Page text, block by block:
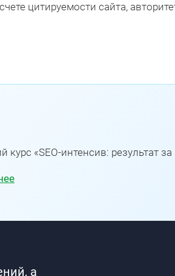
цитируемости сайта,
курс «SEO-интенсив: результат за
а